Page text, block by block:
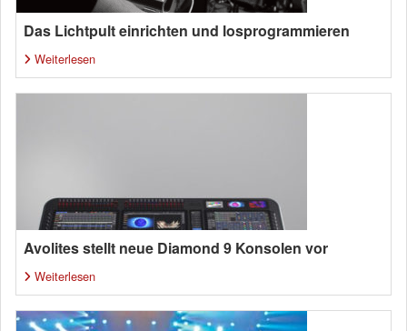
Das Lichtpult einrichten und losprogrammieren
Weiterlesen
Avolites stellt neue Diamond 9 Konsolen vor
Weiterlesen